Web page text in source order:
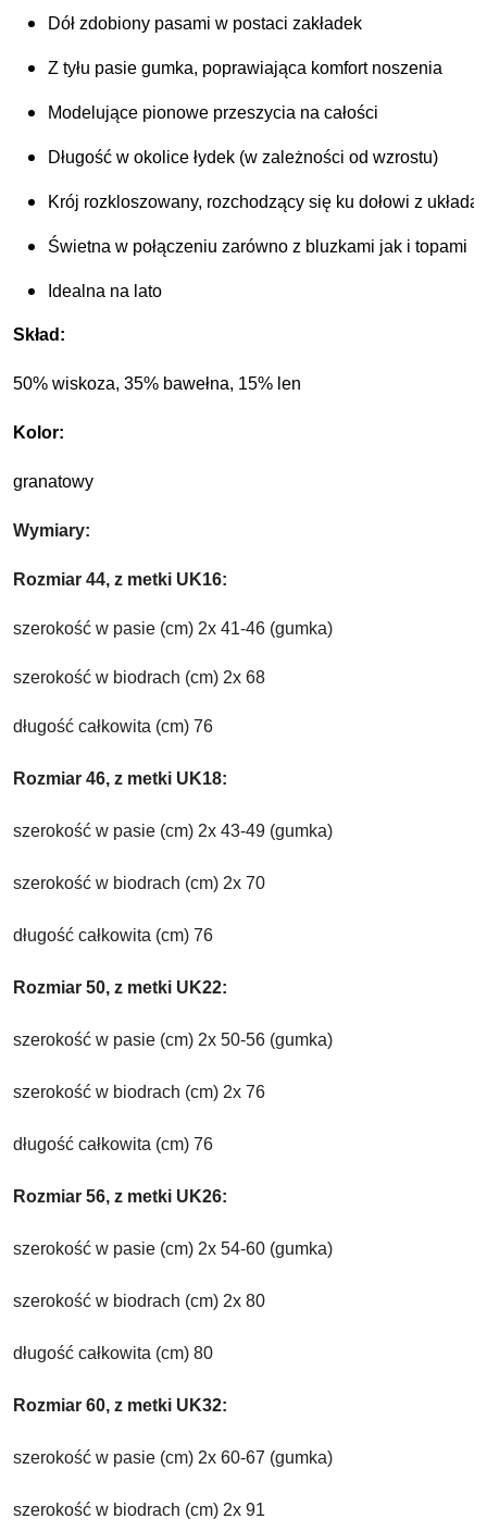
Dół zdobiony pasami w postaci zakładek
Z tyłu pasie gumka, poprawiająca komfort noszenia
Modelujące pionowe przeszycia na całości
Długość w okolice łydek (w zależności od wzrostu)
Krój rozkloszowany, rozchodzący się ku dołowi z
Świetna w połączeniu zarówno z bluzkami jak i topami
Idealna na lato
Skład:
50% wiskoza, 35% bawełna, 15% len
Kolor:
granatowy
Wymiary:
Rozmiar 44, z metki UK16:
szerokość w pasie (cm) 2x 41-46 (gumka)
szerokość w biodrach (cm) 2x 68
długość całkowita (cm) 76
Rozmiar 46, z metki UK18:
szerokość w pasie (cm) 2x 43-49 (gumka)
szerokość w biodrach (cm) 2x 70
długość całkowita (cm) 76
Rozmiar 50, z metki UK22:
szerokość w pasie (cm) 2x 50-56 (gumka)
szerokość w biodrach (cm) 2x 76
długość całkowita (cm) 76
Rozmiar 56, z metki UK26:
szerokość w pasie (cm) 2x 54-60 (gumka)
szerokość w biodrach (cm) 2x 80
długość całkowita (cm) 80
Rozmiar 60, z metki UK32:
szerokość w pasie (cm) 2x 60-67 (gumka)
szerokość w biodrach (cm) 2x 91